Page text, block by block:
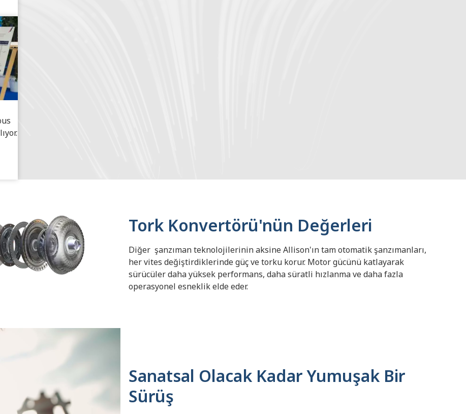
Tork Konvertörü'nün Değerleri
Diğer şanzıman teknolojilerinin aksine Allison'ın tam otomatik şanzımanları,
her vites değiştirdiklerinde güç ve torku korur. Motor gücünü katlayarak
sürücüler daha yüksek performans, daha süratli hızlanma ve daha fazla
operasyonel esneklik elde eder.
Sanatsal Olacak Kadar Yumuşak Bir
Sürüş